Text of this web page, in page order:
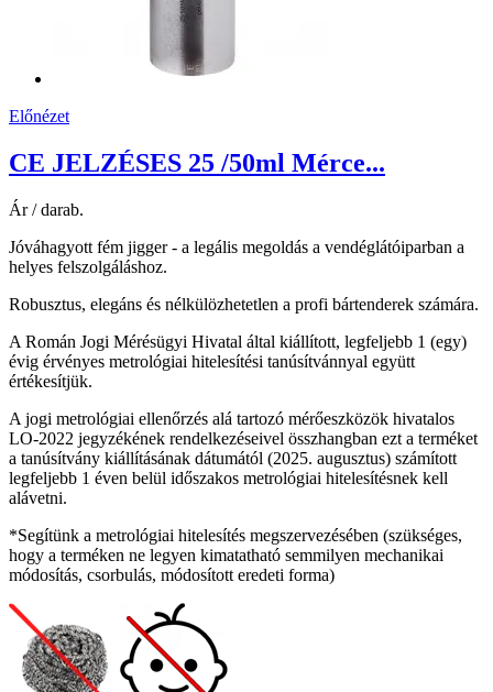
Előnézet
CE JELZÉSES 25 /50ml Mérce...
Ár / darab.
Jóváhagyott fém jigger - a legális megoldás a vendéglátóiparban a
helyes felszolgáláshoz.
Robusztus, elegáns és nélkülözhetetlen a profi bártenderek számára.
A Román Jogi Mérésügyi Hivatal által kiállított, legfeljebb 1 (egy)
évig érvényes metrológiai hitelesítési tanúsítvánnyal együtt
értékesítjük.
A jogi metrológiai ellenőrzés alá tartozó mérőeszközök hivatalos
LO-2022 jegyzékének rendelkezéseivel összhangban ezt a terméket
a tanúsítvány kiállításának dátumától (2025. augusztus) számított
legfeljebb 1 éven belül időszakos metrológiai hitelesítésnek kell
alávetni.
*Segítünk a metrológiai hitelesítés megszervezésében (szükséges,
hogy a terméken ne legyen kimatatható semmilyen mechanikai
módosítás, csorbulás, módosított eredeti forma)